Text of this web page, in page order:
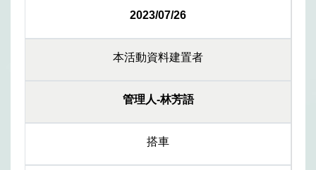
2023/07/26
本活動資料建置者
管理人-林芳語
搭車